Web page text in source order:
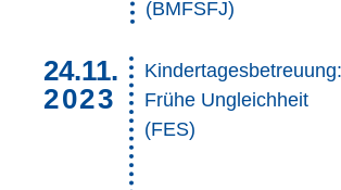
(BMFSFJ)
24.11.
2023
Kindertagesbetreuung:
Frühe Ungleichheit
(FES)